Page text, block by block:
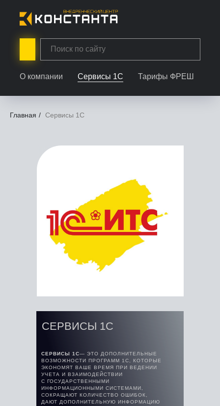
О компании Сервисы 1С Тарифы ФРЕШ
Главная / Сервисы 1С
СЕРВИСЫ 1С— ЭТО ДОПОЛНИТЕЛЬНЫЕ
ВОЗМОЖНОСТИ ПРОГРАММ 1С, КОТОРЫЕ
ЭКОНОМЯТ ВАШЕ ВРЕМЯ ПРИ ВЕДЕНИИ
УЧЕТА И ВЗАИМОДЕЙСТВИИ
С ГОСУДАРСТВЕННЫМИ
ИНФОРМАЦИОННЫМИ СИСТЕМАМИ,
СОКРАЩАЮТ КОЛИЧЕСТВО ОШИБОК,
ДАЮТ ДОПОЛНИТЕЛЬНУЮ ИНФОРМАЦИЮ
СЕРВИСЫ 1С